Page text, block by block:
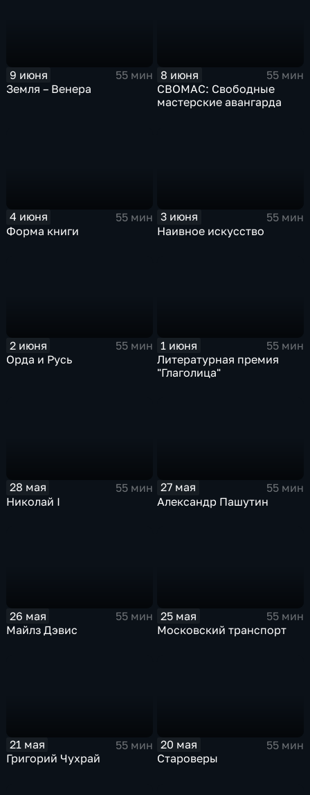
9 июня
55 мин
Земля – Венера
8 июня
55 мин
СВОМАС: Свободные
мастерские авангарда
4 июня
55 мин
Форма книги
3 июня
55 мин
Наивное искусство
2 июня
55 мин
Орда и Русь
1 июня
55 мин
Литературная премия
"Глаголица"
28 мая
55 мин
Николай I
27 мая
55 мин
Александр Пашутин
26 мая
55 мин
Майлз Дэвис
25 мая
55 мин
Московский транспорт
21 мая
55 мин
Григорий Чухрай
20 мая
55 мин
Староверы